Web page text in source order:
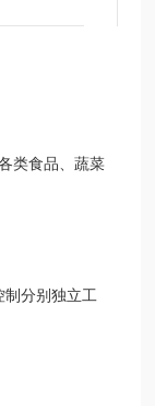
类食品、蔬菜
制分别独立工